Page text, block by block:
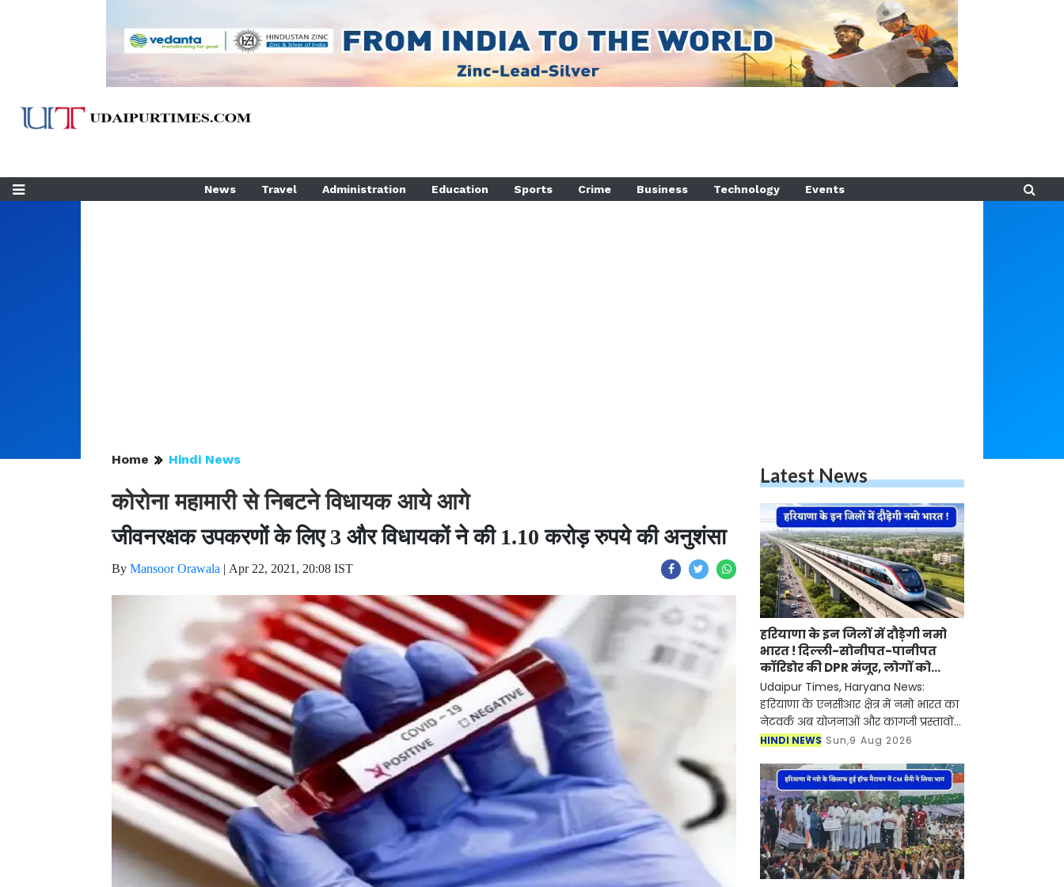
News Travel Administration Education Sports Crime Business Technology Events
Home Hindi News
कोरोना महामारी से निबटने विधायक आये आगे
जीवनरक्षक उपकरणों के लिए 3 और विधायकों ने की 1.10 करोड़ रुपये की अनुशंसा
By Mansoor Orawala | Apr 22, 2021, 20:08 IST
Latest News
हरियाणा के इन जिलों में दौड़ेगी नमो
भारत ! दिल्ली-सोनीपत-पानीपत
कॉरिडोर की DPR मंजूर, लोगों को
मिलेगा बड़ा फायदा
Udaipur Times, Haryana News:
हरियाणा के एनसीआर क्षेत्र में नमो भारत का
नेटवर्क अब योजनाओं और कागजी प्रस्तावों
से आगे बढ़कर आकार लेने की दिशा में है।
करनाल त
HINDI NEWS Sun,9 Aug 2026